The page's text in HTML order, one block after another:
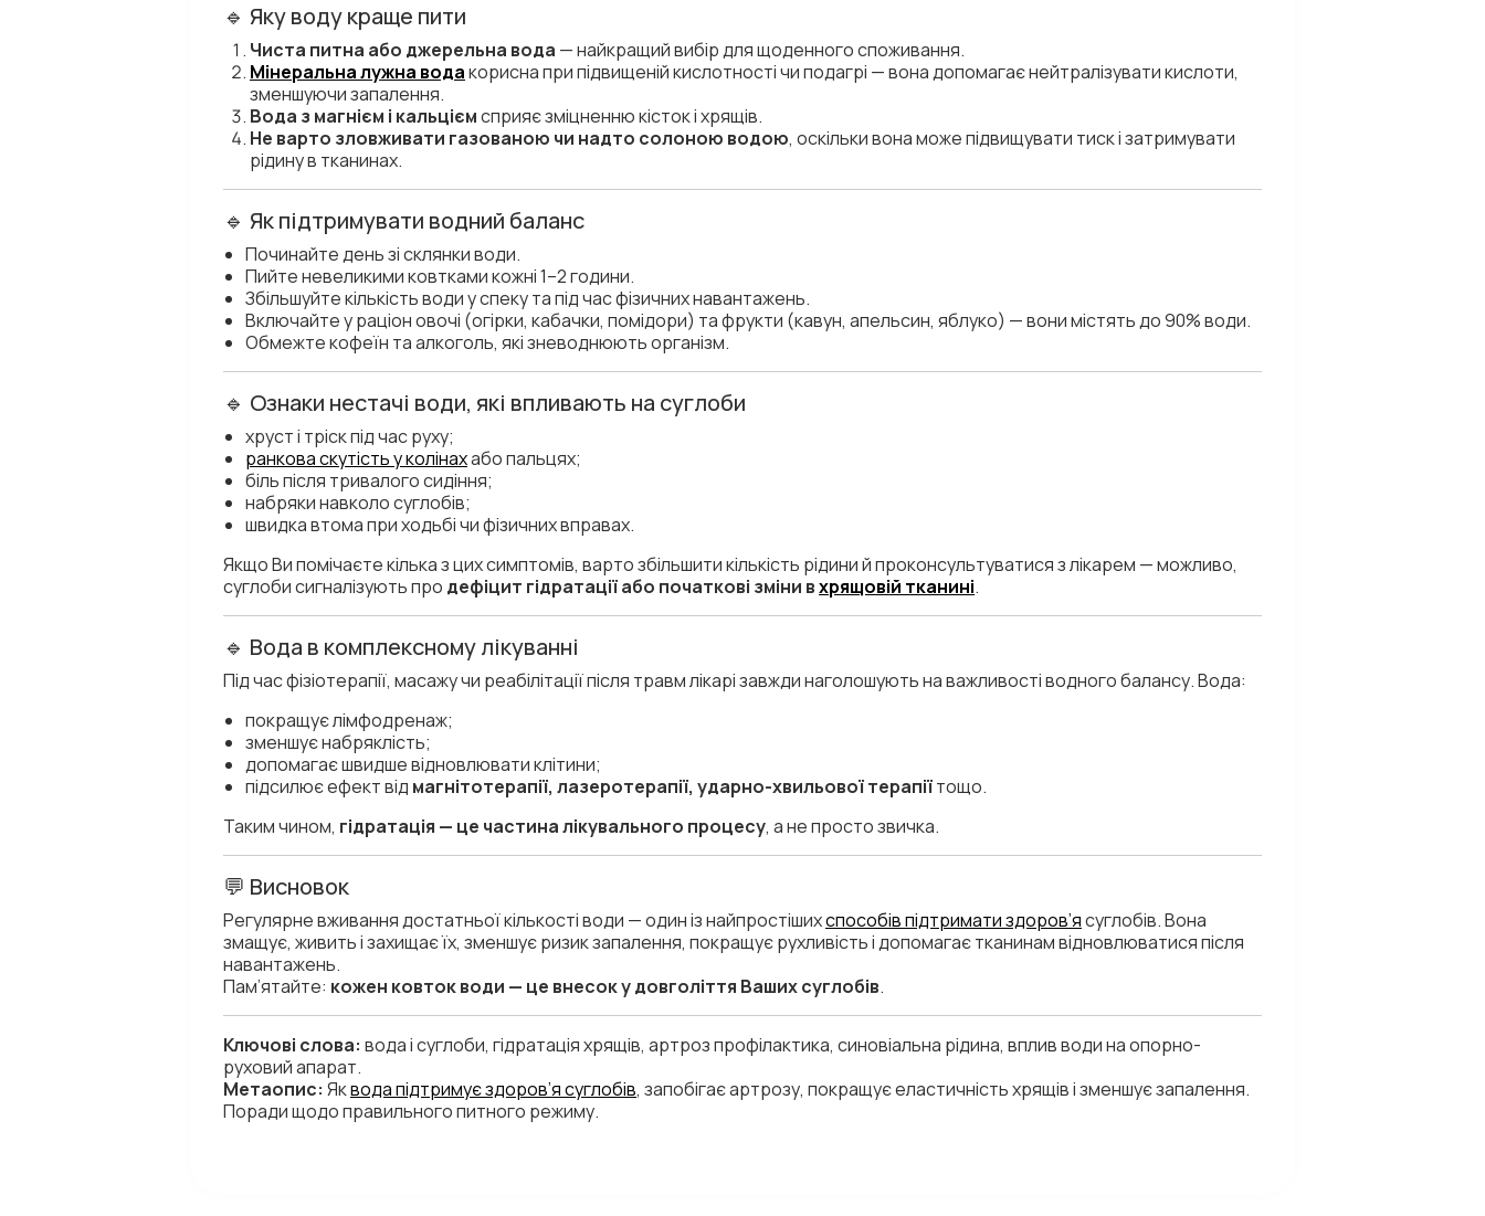
🔹 Яку воду краще пити
Чиста питна або джерельна вода — найкращий вибір для щоденного споживання.
Мінеральна лужна водакорисна при підвищеній кислотності чи подагрі — вона допомагає нейтралізувати кислоти,
зменшуючи запалення.
Вода з магнієм і кальціємсприяє зміцненню кісток і хрящів.
Не варто зловживати газованою чи надто солоною водою, оскільки вона може підвищувати тиск і затримувати
рідину в тканинах.
🔹 Як підтримувати водний баланс
Починайте день зі склянки води.
Пийте невеликими ковтками кожні 1–2 години.
Збільшуйте кількість води у спеку та під час фізичних навантажень.
Включайте у раціон овочі (огірки, кабачки, помідори) та фрукти (кавун, апельсин, яблуко) — вони містять до 90% води.
Обмежте кофеїн та алкоголь, які зневоднюють організм.
🔹 Ознаки нестачі води, які впливають на суглоби
хруст і тріск під час руху;
ранкова скутість у колінахабо пальцях;
біль після тривалого сидіння;
набряки навколо суглобів;
швидка втома при ходьбі чи фізичних вправах.
Якщо Ви помічаєте кілька з цих симптомів, варто збільшити кількість рідини й проконсультуватися з лікарем — можливо,
суглоби сигналізують про дефіцит гідратації або початкові зміни вхрящовій тканині.
🔹 Вода в комплексному лікуванні
Під час фізіотерапії, масажу чи реабілітації після травм лікарі завжди наголошують на важливості водного балансу. Вода:
покращує лімфодренаж;
зменшує набряклість;
допомагає швидше відновлювати клітини;
підсилює ефект від магнітотерапії, лазеротерапії, ударно-хвильової терапіїтощо.
Таким чином, гідратація — це частина лікувального процесу, а не просто звичка.
💬 Висновок
Регулярне вживання достатньої кількості води — один із найпростішихспособів підтримати здоров’ясуглобів. Вона
змащує, живить і захищає їх, зменшує ризик запалення, покращує рухливість і допомагає тканинам відновлюватися після
навантажень.
Пам’ятайте: кожен ковток води — це внесок у довголіття Ваших суглобів.
Ключові слова: вода і суглоби, гідратація хрящів, артроз профілактика, синовіальна рідина, вплив води на опорно-
руховий апарат.
Метаопис: Яквода підтримує здоров’я суглобів, запобігає артрозу, покращує еластичність хрящів і зменшує запалення.
Поради щодо правильного питного режиму.